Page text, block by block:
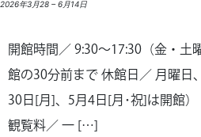
2026年3月28 –6月14日
開館時間／ 9:30～17:30（金・
館の30分前まで 休館日／ 月曜日
30日[月]、5月4日[月･祝]は開館
観覧料／ 一 […]